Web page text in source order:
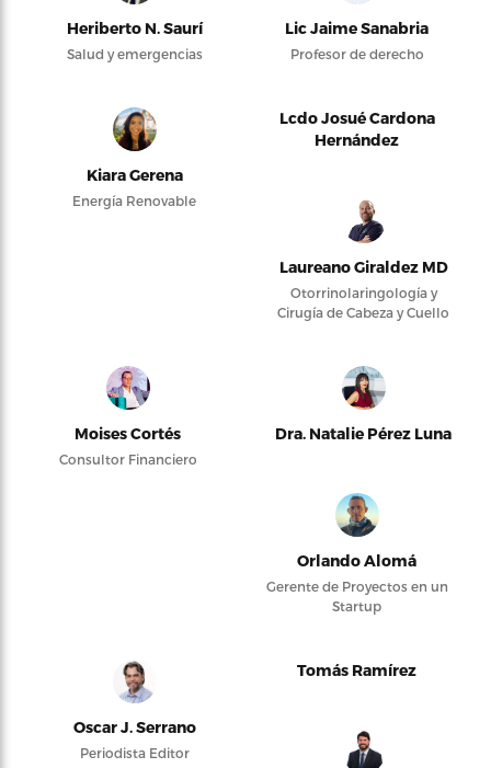
Heriberto N. Saurí
Salud y emergencias
Lic Jaime Sanabria
Profesor de derecho
Kiara Gerena
Energía Renovable
Lcdo Josué Cardona
Hernández
Laureano Giraldez MD
Otorrinolaringología y
Cirugía de Cabeza y Cuello
Moises Cortés
Consultor Financiero
Dra. Natalie Pérez Luna
Orlando Alomá
Gerente de Proyectos en un
Startup
Oscar J. Serrano
Periodista Editor
Tomás Ramírez